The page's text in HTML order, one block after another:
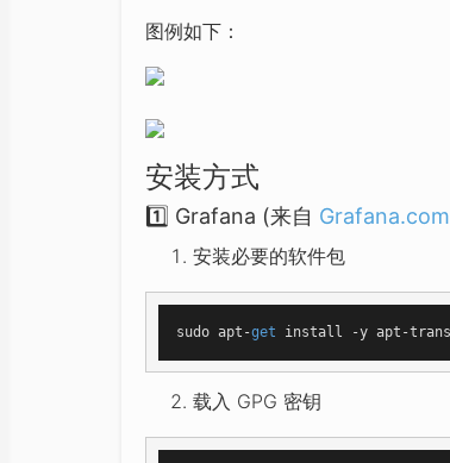
图例如下：
安装方式
1️⃣ Grafana (来自 Grafana.com
安装必要的软件包
sudo apt-get
载入 GPG 密钥